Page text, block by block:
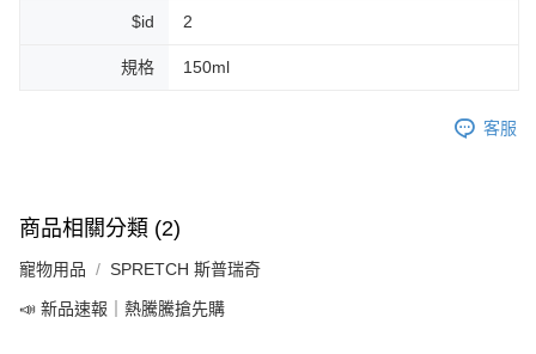
全家純取貨 (先付款
每筆NT$80，滿NT$999(含以上)免運費
7-11取貨付款
$id 2
規格 150ml
客服
商品相關分類 (2)
寵物用品 SPRETCH 斯普瑞奇
📣 新品速報｜熱騰騰搶先購